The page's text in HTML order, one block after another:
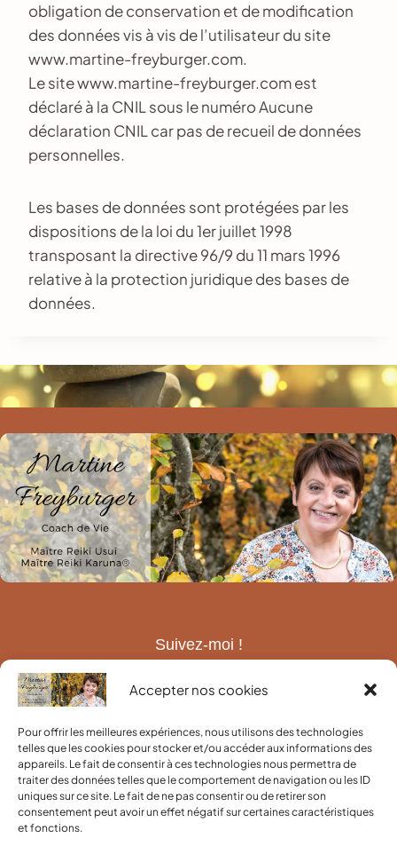
Accepter nos cookies
Pour offrir les meilleures expériences, nous utilisons des technologies
telles que les cookies pour stocker et/ou accéder aux informations des
appareils. Le fait de consentir à ces technologies nous permettra de
traiter des données telles que le comportement de navigation ou les ID
uniques sur ce site. Le fait de ne pas consentir ou de retirer son
consentement peut avoir un effet négatif sur certaines caractéristiques
et fonctions.
obligation de conservation et de modification
des données vis à vis de l’utilisateur du site
www.martine-freyburger.com.
Le site www.martine-freyburger.com est
déclaré à la CNIL sous le numéro Aucune
déclaration CNIL car pas de recueil de données
personnelles.
Les bases de données sont protégées par les
dispositions de la loi du 1er juillet 1998
transposant la directive 96/9 du 11 mars 1996
relative à la protection juridique des bases de
données.
Suivez-moi !
Contact